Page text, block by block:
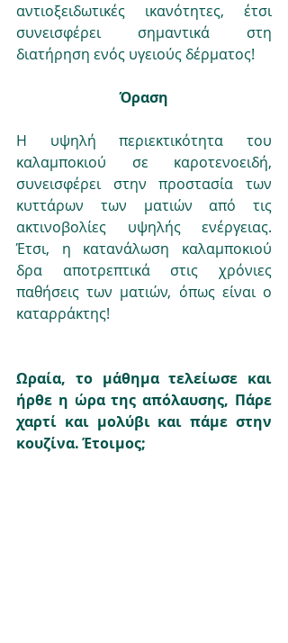
αντιοξειδωτικές ικανότητες, έτσι
συνεισφέρει σημαντικά στη
διατήρηση ενός υγειούς δέρματος!
Όραση
Η υψηλή περιεκτικότητα του
καλαμποκιού σε καροτενοειδή,
συνεισφέρει στην προστασία των
κυττάρων των ματιών από τις
ακτινοβολίες υψηλής ενέργειας.
Έτσι, η κατανάλωση καλαμποκιού
δρα αποτρεπτικά στις χρόνιες
παθήσεις των ματιών, όπως είναι ο
καταρράκτης!
Ωραία, το μάθημα τελείωσε και
ήρθε η ώρα της απόλαυσης, Πάρε
χαρτί και μολύβι και πάμε στην
κουζίνα. Έτοιμος;